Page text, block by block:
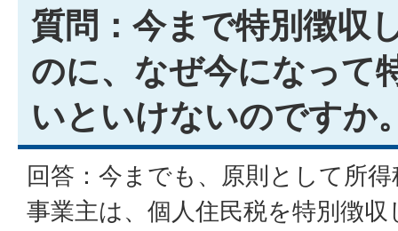
質問：今まで特別徴収
のに、なぜ今になって
いといけないのですか
回答：今までも、原則として所
事業主は、個人住民税を特別徴